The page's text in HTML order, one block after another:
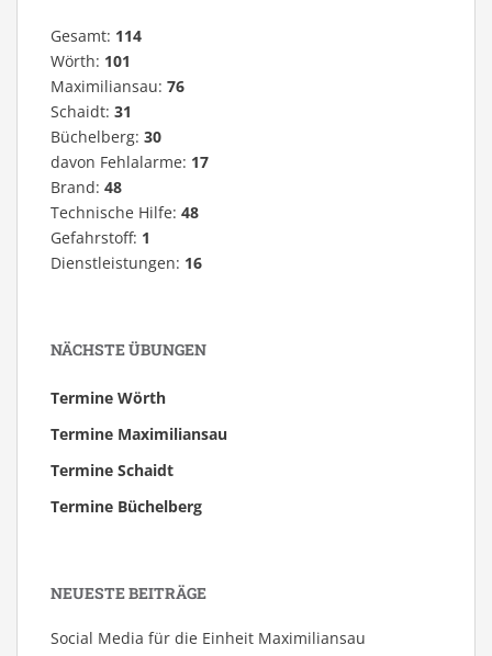
Gesamt: 114
Wörth: 101
Maximiliansau: 76
Schaidt: 31
Büchelberg: 30
davon Fehlalarme: 17
Brand: 48
Technische Hilfe: 48
Gefahrstoff: 1
Dienstleistungen: 16
NÄCHSTE ÜBUNGEN
Termine Wörth
Termine Maximiliansau
Termine Schaidt
Termine Büchelberg
NEUESTE BEITRÄGE
Social Media für die Einheit Maximiliansau